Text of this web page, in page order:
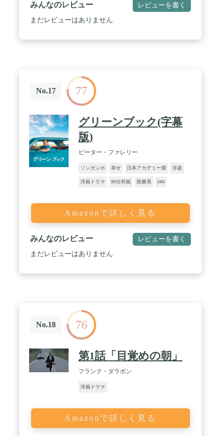
みんなのレビュー レビューを書く
まだレビューはありません
No.17 77
グリーンブック(字幕
版)
ピーター・ファレリー
ソンガンホ 幸せ 日本アカデミー賞 洋楽
洋画ドラマ 90分邦画 医療系 jazz
Amazonで詳しく見る
みんなのレビュー レビューを書く
まだレビューはありません
No.18 76
第1話「目覚めの朝」
フランク・ダラボン
洋画ドラマ
Amazonで詳しく見る